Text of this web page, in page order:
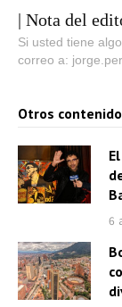
| Nota del
Si usted tiene
correo a:
Otros
6